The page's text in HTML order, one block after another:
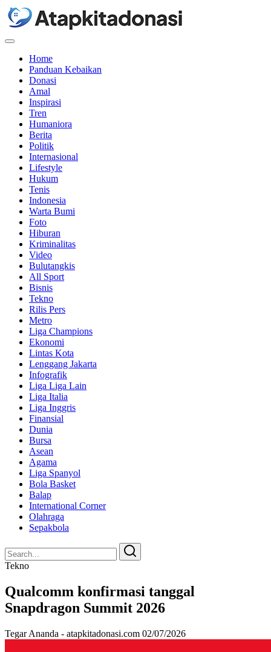
Menu
Home
Panduan Kebaikan
Donasi
Amal
Inspirasi
Tren
Humaniora
Berita
Politik
Internasional
Lifestyle
Hukum
Tenis
Indonesia
Warta Bumi
Foto
Hiburan
Kriminalitas
Video
Bulutangkis
All Sport
Bisnis
Tekno
Rilis Pers
Metro
Liga Champions
Ekonomi
Lintas Kota
Lenggang Jakarta
Infografik
Liga Liga Lain
Liga Italia
Liga Inggris
Finansial
Dunia
Bursa
Asean
Agama
Liga Spanyol
Bola Basket
Balap
International Corner
Olahraga
Sepakbola
Search
for:
Search
Tekno
Qualcomm konfirmasi tanggal
Snapdragon Summit 2026
Tegar Ananda - atapkitadonasi.com 02/07/2026